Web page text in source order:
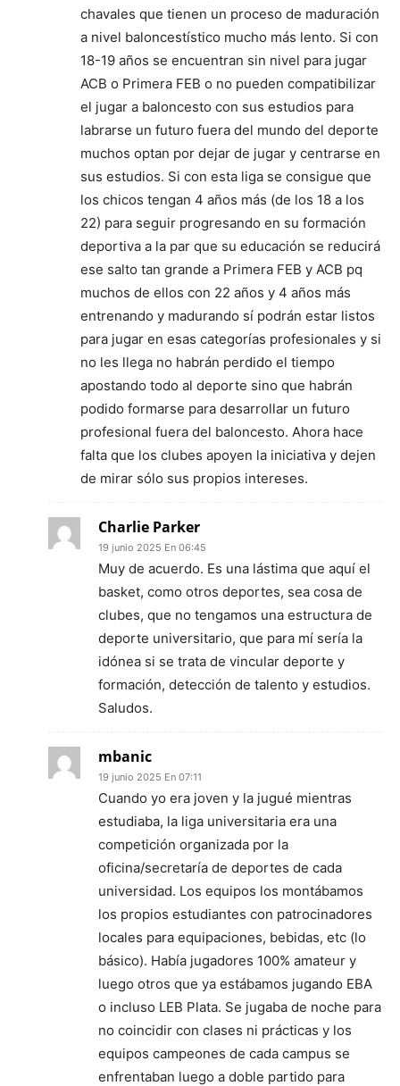
chavales que tienen un proceso de maduración
a nivel baloncestístico mucho más lento. Si con
18-19 años se encuentran sin nivel para jugar
ACB o Primera FEB o no pueden compatibilizar
el jugar a baloncesto con sus estudios para
labrarse un futuro fuera del mundo del deporte
muchos optan por dejar de jugar y centrarse en
sus estudios. Si con esta liga se consigue que
los chicos tengan 4 años más (de los 18 a los
22) para seguir progresando en su formación
deportiva a la par que su educación se reducirá
ese salto tan grande a Primera FEB y ACB pq
muchos de ellos con 22 años y 4 años más
entrenando y madurando sí podrán estar listos
para jugar en esas categorías profesionales y si
no les llega no habrán perdido el tiempo
apostando todo al deporte sino que habrán
podido formarse para desarrollar un futuro
profesional fuera del baloncesto. Ahora hace
falta que los clubes apoyen la iniciativa y dejen
de mirar sólo sus propios intereses.
Charlie Parker
19 junio 2025 En 06:45
Muy de acuerdo. Es una lástima que aquí el
basket, como otros deportes, sea cosa de
clubes, que no tengamos una estructura de
deporte universitario, que para mí sería la
idónea si se trata de vincular deporte y
formación, detección de talento y estudios.
Saludos.
mbanic
19 junio 2025 En 07:11
Cuando yo era joven y la jugué mientras
estudiaba, la liga universitaria era una
competición organizada por la
oficina/secretaría de deportes de cada
universidad. Los equipos los montábamos
los propios estudiantes con patrocinadores
locales para equipaciones, bebidas, etc (lo
básico). Había jugadores 100% amateur y
luego otros que ya estábamos jugando EBA
o incluso LEB Plata. Se jugaba de noche para
no coincidir con clases ni prácticas y los
equipos campeones de cada campus se
enfrentaban luego a doble partido para